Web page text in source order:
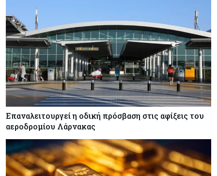
Επαναλειτουργεί η οδική πρόσβαση στις αφίξεις του
αεροδρομίου Λάρνακας